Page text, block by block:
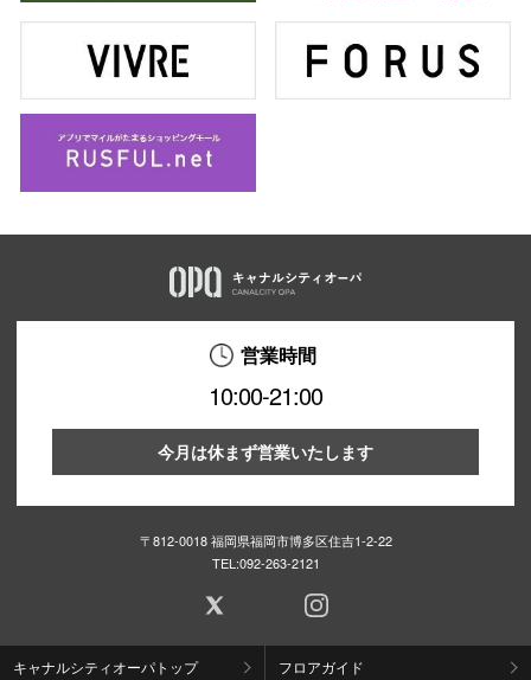
営業時間
10:00-21:00
今月は休まず営業いたします
〒812-0018 福岡県福岡市博多区住吉1-2-22
TEL:092-263-2121
キャナルシティオーパトップ フロアガイド